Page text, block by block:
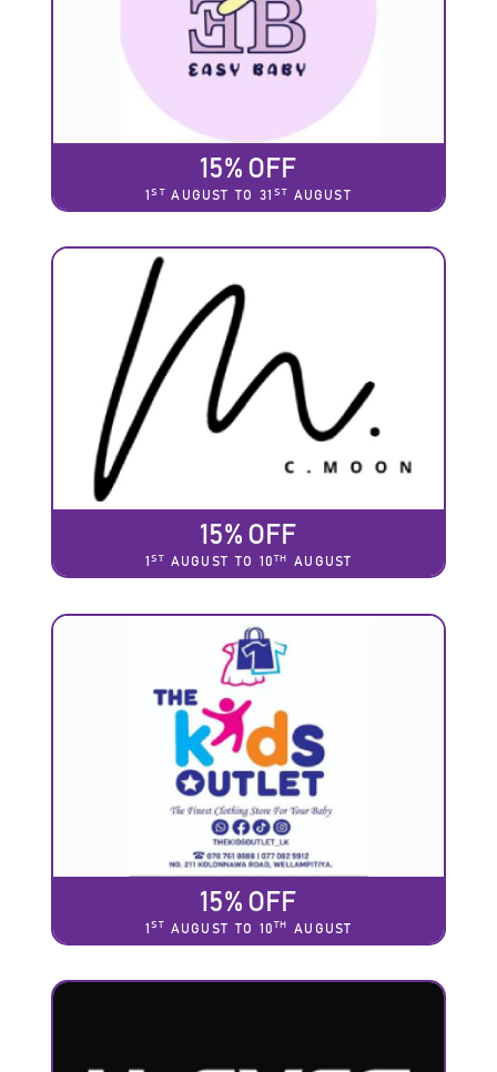
15% OFF
1ST AUGUST TO 31 ST AUGUST
15% OFF
1 ST AUGUST TO 10 TH AUGUST
15% OFF
1 ST AUGUST TO 10 TH AUGUST